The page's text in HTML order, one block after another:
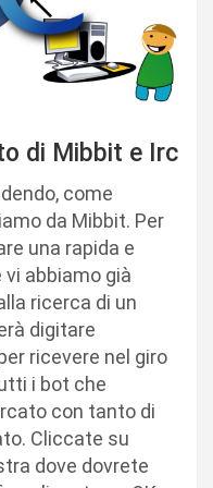
di Mibbit e Irc
come
da Mibbit. Per
una rapida e
abbiamo già
ricerca di un
digitare
ricevere nel giro
i bot che
con tanto di
Cliccate su
dove dovrete